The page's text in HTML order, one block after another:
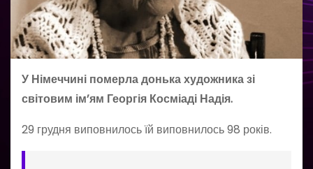
У Німеччині померла донька художника зі
світовим ім’ям Георгія Косміаді Надія.
29 грудня виповнилось їй виповнилось 98 років.